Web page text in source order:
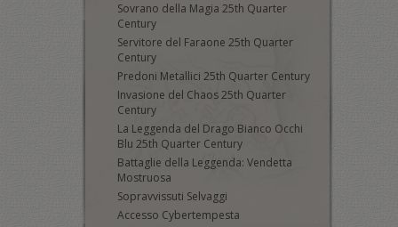
Sovrano della Magia 25th Quarter
Century
Servitore del Faraone 25th Quarter
Century
Predoni Metallici 25th Quarter Century
Invasione del Chaos 25th Quarter
Century
La Leggenda del Drago Bianco Occhi
Blu 25th Quarter Century
Battaglie della Leggenda: Vendetta
Mostruosa
Sopravvissuti Selvaggi
Accesso Cybertempesta